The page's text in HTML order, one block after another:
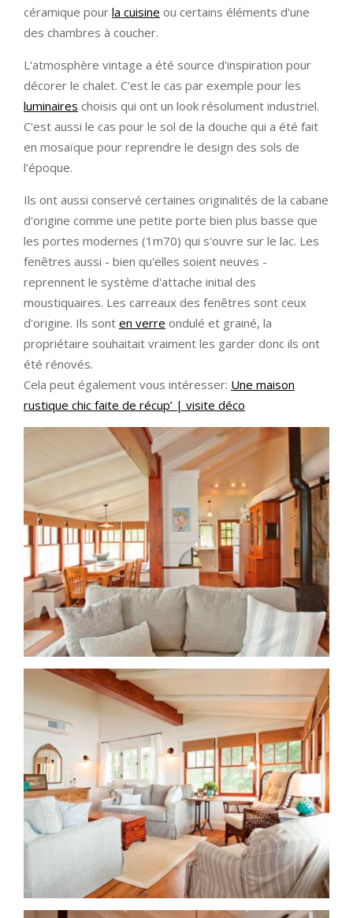
céramique pour la cuisine ou certains éléments d'une
des chambres à coucher.
L'atmosphère vintage a été source d'inspiration pour
décorer le chalet. C'est le cas par exemple pour les
luminaires choisis qui ont un look résolument industriel.
C'est aussi le cas pour le sol de la douche qui a été fait
en mosaïque pour reprendre le design des sols de
l'époque.
Ils ont aussi conservé certaines originalités de la cabane
d'origine comme une petite porte bien plus basse que
les portes modernes (1m70) qui s'ouvre sur le lac. Les
fenêtres aussi - bien qu'elles soient neuves -
reprennent le système d'attache initial des
moustiquaires. Les carreaux des fenêtres sont ceux
d'origine. Ils sont en verre ondulé et grainé, la
propriétaire souhaitait vraiment les garder donc ils ont
été rénovés.
Cela peut également vous intéresser: Une maison
rustique chic faite de récup’ | visite déco